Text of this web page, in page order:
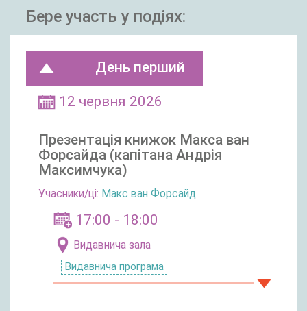
Бере участь у подіях:
День перший
12 червня 2026
17:00 - 18:00
Видавнича зала
Видавнича програма
Презентація книжок Макса ван
Форсайда (капітана Андрія
Максимчука)
Учасники/ці: Макс ван Форсайд